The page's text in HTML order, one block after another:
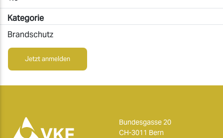
Kategorie
Brandschutz
Jetzt anmelden
Bundesgasse 20
CH-3011 Bern